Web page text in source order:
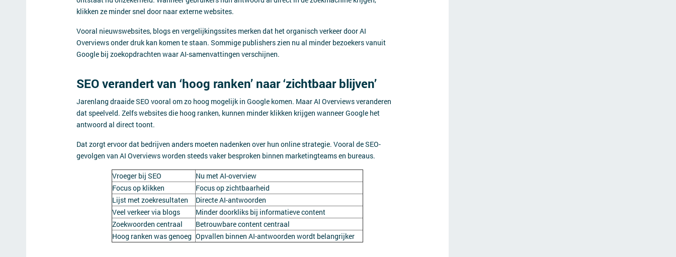
klikken ze minder snel door naar externe websites.
Vooral nieuwswebsites, blogs en vergelijkingssites merken dat het organisch verkeer door AI
Overviews onder druk kan komen te staan. Sommige publishers zien nu al minder bezoekers vanuit
Google bij zoekopdrachten waar AI-samenvattingen verschijnen.
SEO verandert van ‘hoog ranken’ naar ‘zichtbaar blijven’
Jarenlang draaide SEO vooral om zo hoog mogelijk in Google komen. Maar AI Overviews veranderen
dat speelveld. Zelfs websites die hoog ranken, kunnen minder klikken krijgen wanneer Google het
antwoord al direct toont.
Dat zorgt ervoor dat bedrijven anders moeten nadenken over hun online strategie. Vooral de SEO-
gevolgen van AI Overviews worden steeds vaker besproken binnen marketingteams en bureaus.
Vroeger bij SEO
Nu met AI-overview
Focus op klikken
Focus op zichtbaarheid
Lijst met zoekresultaten
Directe AI-antwoorden
Veel verkeer via blogs
Minder doorkliks bij informatieve content
Zoekwoorden centraal
Betrouwbare content centraal
Hoog ranken was genoeg Opvallen binnen AI-antwoorden wordt belangrijker